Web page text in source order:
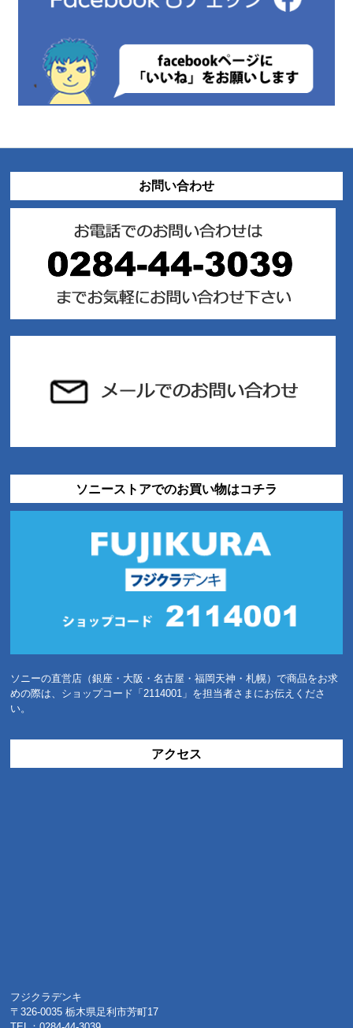
お問い合わせ
ソニーストアでのお買い物はコチラ
ソニーの直営店（銀座・大阪・名古屋・福岡天神・札幌）で商品をお求
めの際は、ショップコード「2114001」を担当者さまにお伝えくださ
い。
アクセス
フジクラデンキ
〒326-0035 栃木県足利市芳町17